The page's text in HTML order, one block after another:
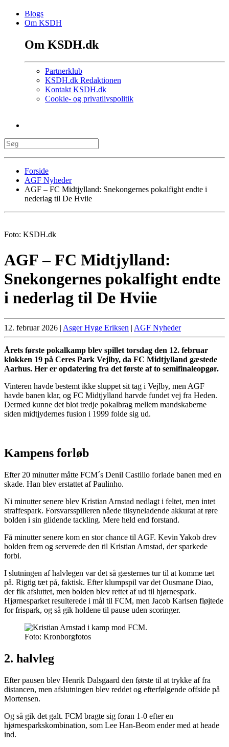
Blogs
Om KSDH
Om KSDH.dk
Partnerklub
KSDH.dk Redaktionen
Kontakt KSDH.dk
Cookie- og privatlivspolitik
Forside
AGF Nyheder
AGF – FC Midtjylland: Snekongernes pokalfight endte i
nederlag til De Hviie
Foto: KSDH.dk
AGF – FC Midtjylland:
Snekongernes pokalfight endte
i nederlag til De Hviie
12. februar 2026 | Asger Hyge Eriksen | AGF Nyheder
Årets første pokalkamp blev spillet torsdag den 12. februar
klokken 19 på Ceres Park Vejlby, da FC Midtjylland gæstede
Aarhus. Her er opdatering fra det første af to semifinaleopgør.
Vinteren havde bestemt ikke sluppet sit tag i Vejlby, men AGF
havde banen klar, og FC Midtjylland harvde fundet vej fra Heden.
Dermed kunne det blot tredje pokalbrag mellem mandskaberne
siden midtjydernes fusion i 1999 folde sig ud.
Kampens forløb
Efter 20 minutter måtte FCM´s Denil Castillo forlade banen med en
skade. Han blev erstattet af Paulinho.
Ni minutter senere blev Kristian Arnstad nedlagt i feltet, men intet
straffespark. Forsvarsspilleren nåede tilsyneladende akkurat at røre
bolden i sin glidende tackling. Mere held end forstand.
Få minutter senere kom en stor chance til AGF. Kevin Yakob drev
bolden frem og serverede den til Kristian Arnstad, der sparkede
forbi.
I slutningen af halvlegen var det så gæsternes tur til at komme tæt
på. Rigtig tæt på, faktisk. Efter klumpspil var det Ousmane Diao,
der fik afsluttet, men bolden blev rettet af ud til hjørnespark.
Hjørnesparket resulterede i mål til FCM, men Jacob Karlsen fløjtede
for frispark, og så gik holdene til pause uden scoringer.
Foto: Kronborgfotos
2. halvleg
Efter pausen blev Henrik Dalsgaard den første til at trykke af fra
distancen, men afslutningen blev reddet og efterfølgende offside på
Mortensen.
Og så gik det galt. FCM bragte sig foran 1-0 efter en
hjørnesparkskombination, som Lee Han-Beom ender med at heade
ind.